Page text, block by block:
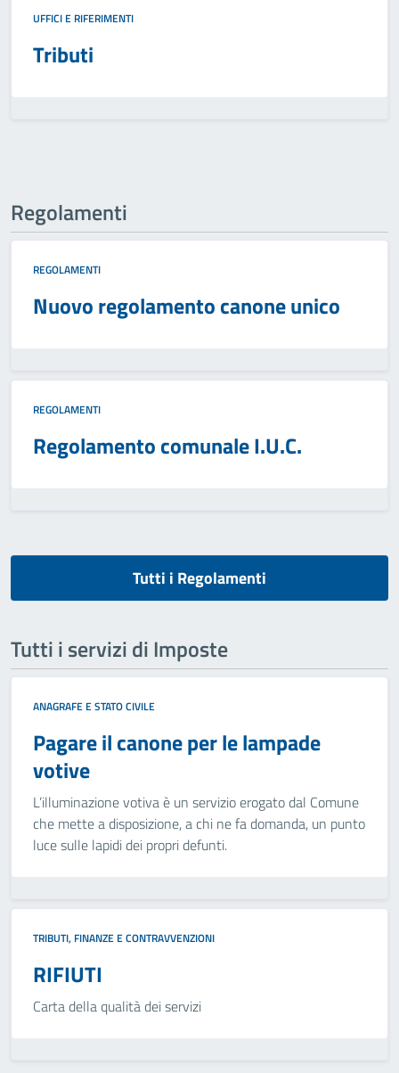
UFFICI E RIFERIMENTI
Tributi
Regolamenti
REGOLAMENTI
Nuovo regolamento canone unico
REGOLAMENTI
Regolamento comunale I.U.C.
Tutti i Regolamenti
Tutti i servizi di Imposte
ANAGRAFE E STATO CIVILE
Pagare il canone per le lampade
votive
L’illuminazione votiva è un servizio erogato dal Comune
che mette a disposizione, a chi ne fa domanda, un punto
luce sulle lapidi dei propri defunti.
TRIBUTI, FINANZE E CONTRAVVENZIONI
RIFIUTI
Carta della qualità dei servizi